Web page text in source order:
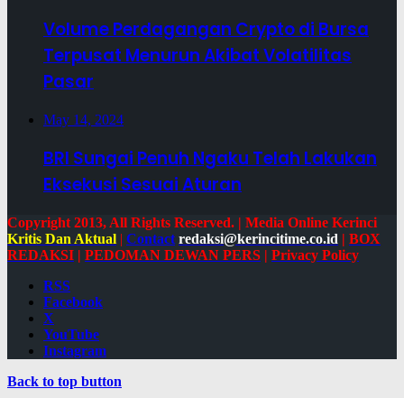
Volume Perdagangan Crypto di Bursa
Terpusat Menurun Akibat Volatilitas
Pasar
May 14, 2024
BRI Sungai Penuh Ngaku Telah Lakukan
Eksekusi Sesuai Aturan
Copyright 2013, All Rights Reserved. | Media Online Kerinci
Kritis Dan Aktual | Contact redaksi@kerincitime.co.id | BOX
REDAKSI | PEDOMAN DEWAN PERS | Privacy Policy
RSS
Facebook
X
YouTube
Instagram
Back to top button